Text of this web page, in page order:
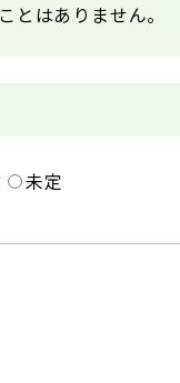
はありません。
未定